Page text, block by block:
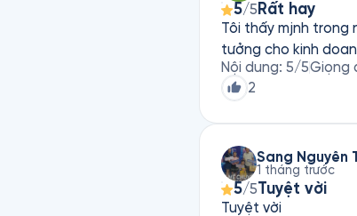
5/5 Rất hay
Tôi thấy mjnh trong
tưởng cho kinh
Nội dung: 5/5Giọng
2
Sang Nguyễn
1 tháng trước
5/5Tuyệt vời
Tuyệt vời